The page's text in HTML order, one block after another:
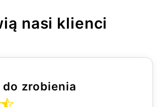
nasi klienci
zrobienia